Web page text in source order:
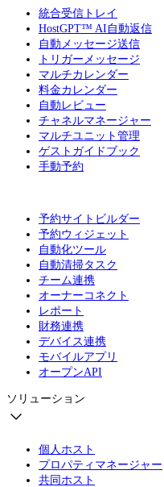
統合受信トレイ
HostGPT™ AI自動返信
自動メッセージ送信
トリガーメッセージ
マルチカレンダー
料金カレンダー
自動レビュー
チャネルマネージャー
マルチユニット管理
ゲストガイドブック
手動予約
予約サイトビルダー
予約ウィジェット
自動化ツール
自動清掃タスク
チーム連携
オーナーコネクト
レポート
財務連携
デバイス連携
モバイルアプリ
オープンAPI
ソリューション
個人ホスト
プロパティマネージャー
共同ホスト